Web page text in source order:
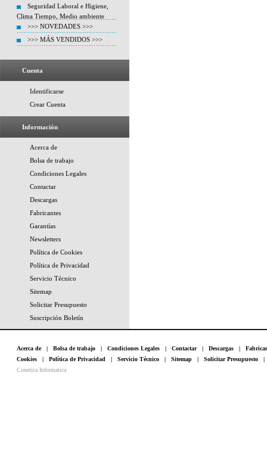
Seguridad Laboral e Higiene,
Clima Tiempo, Medio ambiente
>>> NOVEDADES >>>
>>> MÁS VENDIDOS >>>
Cuenta
Identificarse
Crear Cuenta
Información
Acerca de
Bolsa de trabajo
Condiciones Legales
Contactar
Descargas
Fabricantes
Garantías
Newsletters
Política de Cookies
Política de Privacidad
Servicio Técnico
Sitemap
Solicitar Presupuesto
Suscripción Boletín
Acerca de| Bolsa de trabajo | Condiciones Legales | Contactar| Descargas |
Cookies | Política de Privacidad | Servicio Técnico | Sitemap | Solicitar Presupuesto
Conetica Informatica